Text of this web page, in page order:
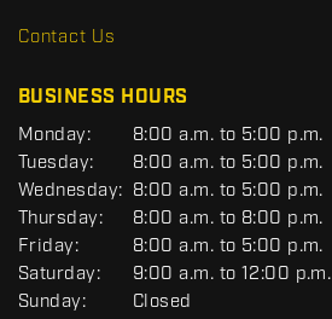
R
Contact Us
BUSINESS HOURS
G
E
N
E
R
A
L
Monday:
8:00 a.m. to 5:00 p.m.
Tuesday:
8:00 a.m. to 5:00 p.m.
Wednesday: 8:00 a.m. to 5:00 p.m.
Thursday:
8:00 a.m. to 8:00 p.m.
Friday:
8:00 a.m. to 5:00 p.m.
Saturday:
9:00 a.m. to 12:00 p.m.
Sunday:
Closed